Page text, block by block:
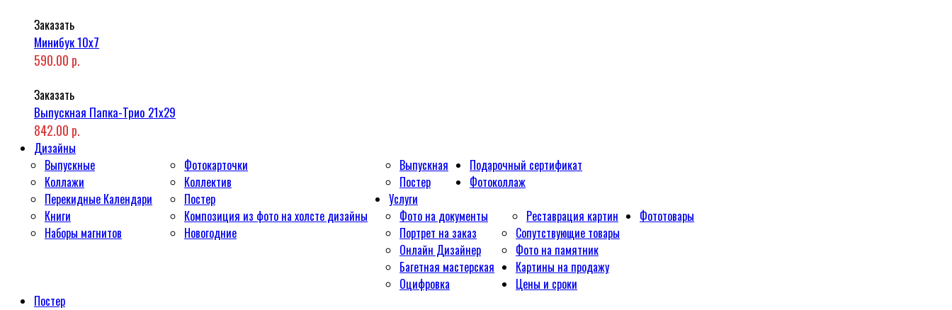
Заказать
Минибук 10х7
590.00 р.
Заказать
Выпускная Папка-Трио 21x29
842.00 р.
Дизайны
Выпускные
Коллажи
Перекидные Календари
Книги
Наборы магнитов
Фотокарточки
Коллектив
Постер
Композиция из фото на холсте дизайны
Новогодние
Выпускная
Постер
Подарочный сертификат
Фотоколлаж
Услуги
Фото на документы
Портрет на заказ
Онлайн Дизайнер
Багетная мастерская
Оцифровка
Реставрация картин
Фототовары
Сопутствующие товары
Фото на памятник
Картины на продажу
Цены и сроки
Постер